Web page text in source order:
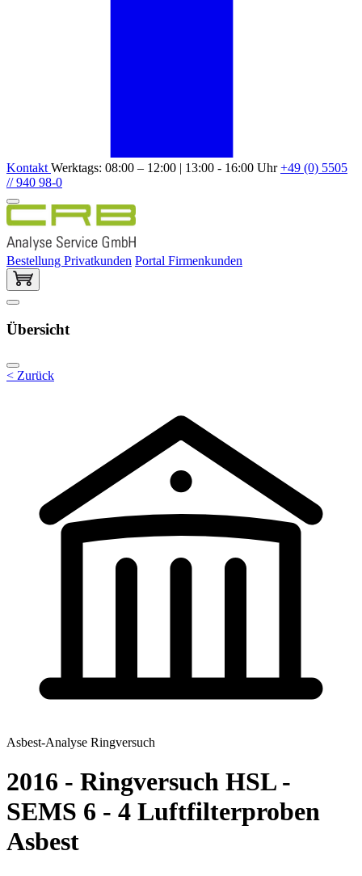
Kontakt Werktags: 08:00 – 12:00 | 13:00 - 16:00 Uhr+49 (0) 5505
// 940 98-0
Bestellung Privatkunden Portal Firmenkunden
Übersicht
< Zurück
Asbest-Analyse Ringversuch
2016 - Ringversuch HSL -
SEMS 6 - 4 Luftfilterproben
Asbest